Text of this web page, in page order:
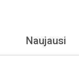
Naujausi